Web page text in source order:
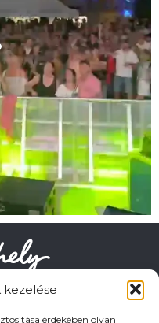
kezelése
érdekében olyan